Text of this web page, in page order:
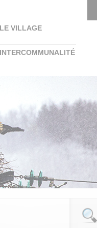
LE VILLAGE
INTERCOMMUNALITÉ